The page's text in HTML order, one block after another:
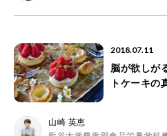
2018.07.11
脳が欲しが
トケーキの
山崎 英恵